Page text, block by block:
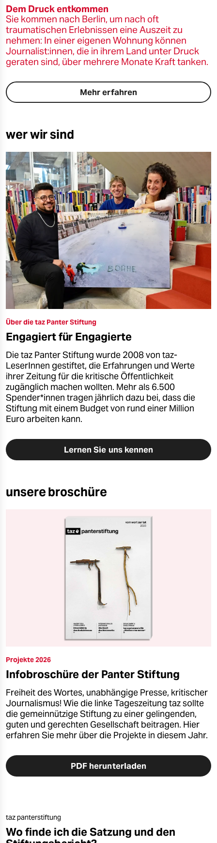
Dem Druck entkommen
Sie kommen nach Berlin, um nach oft
traumatischen Erlebnissen eine Auszeit zu
nehmen: In einer eigenen Wohnung können
Journalist:innen, die in ihrem Land unter Druck
geraten sind, über mehrere Monate Kraft tanken.
Mehr erfahren
wer wir sind
Über die taz Panter Stiftung
Engagiert für Engagierte
Die taz Panter Stiftung wurde 2008 von taz-
LeserInnen gestiftet, die Erfahrungen und Werte
ihrer Zeitung für die kritische Öffentlichkeit
zugänglich machen wollten. Mehr als 6.500
Spender*innen tragen jährlich dazu bei, dass die
Stiftung mit einem Budget von rund einer Million
Euro arbeiten kann.
Lernen Sie uns kennen
unsere broschüre
Projekte 2026
Infobroschüre der Panter Stiftung
Freiheit des Wortes, unabhängige Presse, kritischer
Journalismus! Wie die linke Tageszeitung taz sollte
die gemeinnützige Stiftung zu einer gelingenden,
guten und gerechten Gesellschaft beitragen. Hier
erfahren Sie mehr über die Projekte in diesem Jahr.
PDF herunterladen
taz panterstiftung
Wo finde ich die Satzung und den